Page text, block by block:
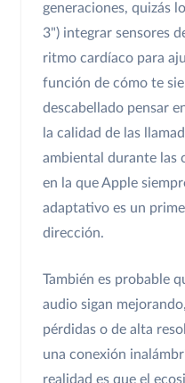
generaciones, quizás
3") integrar sensores
ritmo cardíaco para
función de cómo te
descabellado pensar
la calidad de las
ambiental durante las
en la que Apple
adaptativo es un
dirección.
También es probable
audio sigan
pérdidas o de alta
una conexión
realidad es que el